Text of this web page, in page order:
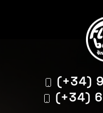
(+34)
(+34)